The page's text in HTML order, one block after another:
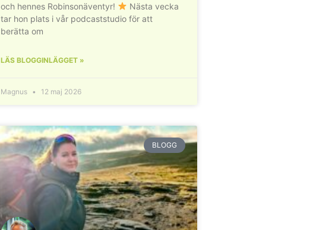
och hennes Robinsonäventyr!
Nästa vecka
tar hon plats i vår podcaststudio för att
berätta om
LÄS BLOGGINLÄGGET »
Magnus 12 maj 2026
BLOGG